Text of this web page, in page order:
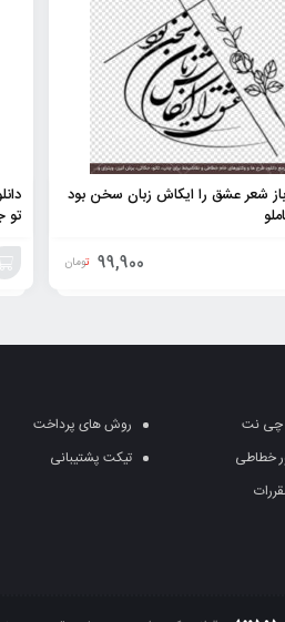
شعر عشق را ایکاش زبان سخن بود
99,900 تومان
تو
چی نت
روش های پرداخت
خطاطی
تیکت پشتیبانی